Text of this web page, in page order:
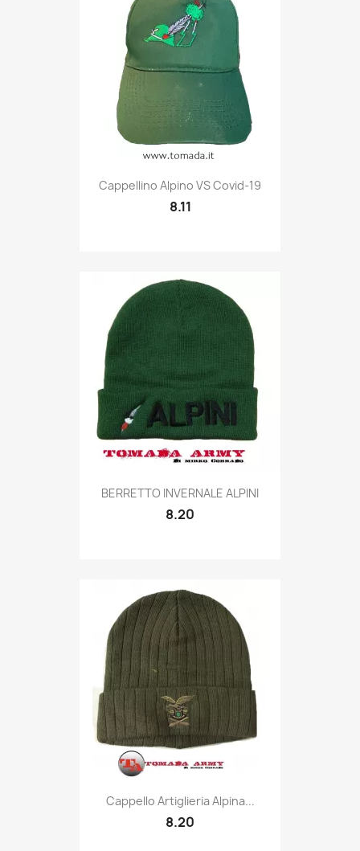
Quick view
Cappellino Alpino VS Covid-19
8.11
Quick view
BERRETTO INVERNALE ALPINI
8.20
 Quick view
Cappello Artiglieria Alpina...
8.20